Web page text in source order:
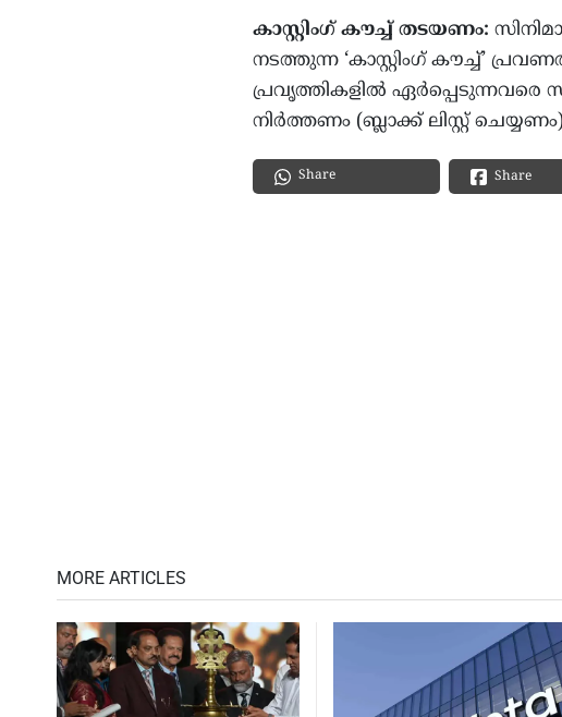
കാസ്റ്റിംഗ് കൗച്ച് തടയണം:
നടത്തുന്ന ‘കാസ്റ്റിംഗ് കൗച്ച്’
പ്രവൃത്തികളിൽ ഏർപ്പെടുന്നവരെ
നിർത്തണം (ബ്ലാക്ക് ലിസ്റ്റ്
Share Share
MORE ARTICLES